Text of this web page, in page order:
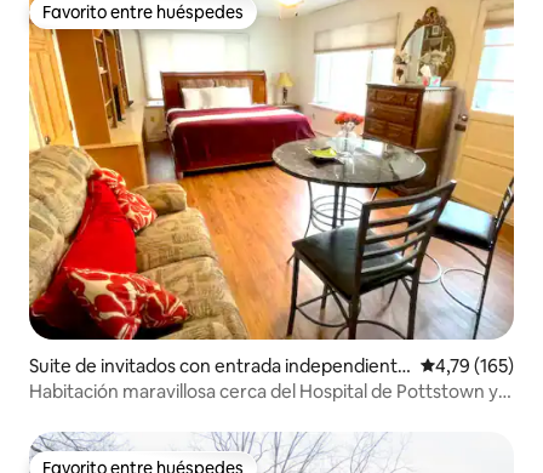
Favorito entre huéspedes
Favorito entre huéspedes
Suite de invitados con entrada independiente
en Pottstown
Calificación
4,79 (165)
Habitación maravillosa cerca del Hospital de Pottstown y
Favorito entre huéspedes